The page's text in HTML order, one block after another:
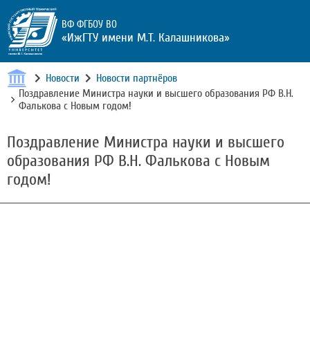
ВФ ФГБОУ ВО
«ИжГТУ имени М.Т. Калашникова»
Новости
Новости партнёров
Поздравление Министра науки и высшего образования РФ В.Н.
Фалькова с Новым годом!
Поздравление Министра науки и высшего
образования РФ В.Н. Фалькова с Новым
годом!